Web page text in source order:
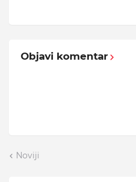
Objavi komentar
Noviji